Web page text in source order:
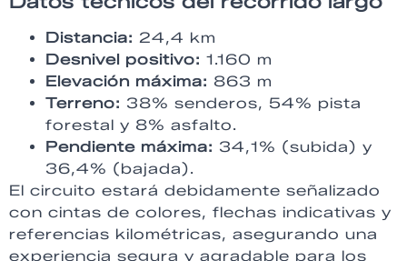
Distancia: 24,4 km
Desnivel positivo: 1.160 m
Elevación máxima: 863 m
Terreno: 38% senderos, 54% pista
forestal y 8% asfalto.
Pendiente máxima: 34,1% (subida) y
36,4% (bajada).
El circuito estará debidamente señalizado
con cintas de colores, flechas indicativas y
referencias kilométricas, asegurando una
experiencia segura y agradable para los